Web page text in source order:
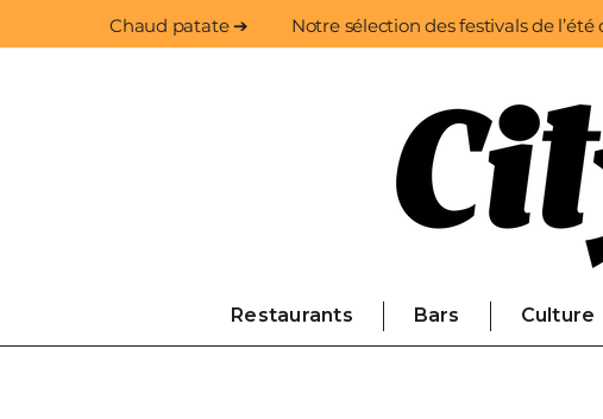
Chaud patate ➔ Notre sélection des festivals de
Restaurants Bars Culture